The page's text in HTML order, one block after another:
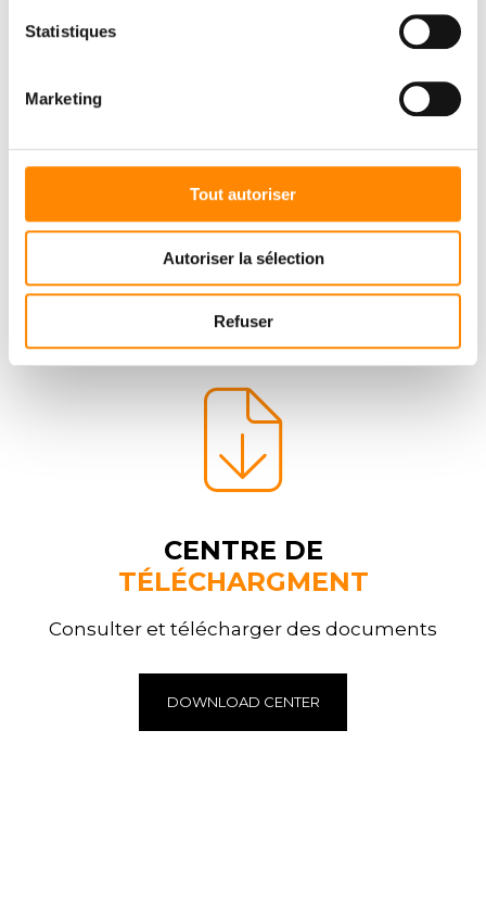
Statistiques
Marketing
Tout autoriser
Autoriser la sélection
Refuser
CENTRE DE
TÉLÉCHARGMENT
Consulter et télécharger des documents
DOWNLOAD CENTER